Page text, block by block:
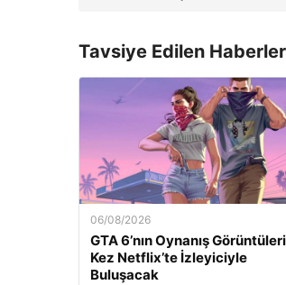
Tavsiye Edilen Haberler
06/08/2026
GTA 6’nın Oynanış
Kez Netflix’te İzleyiciyle
Buluşacak